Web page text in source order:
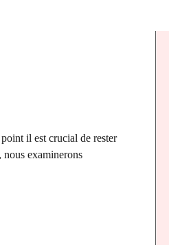
il est crucial de rester
nous examinerons